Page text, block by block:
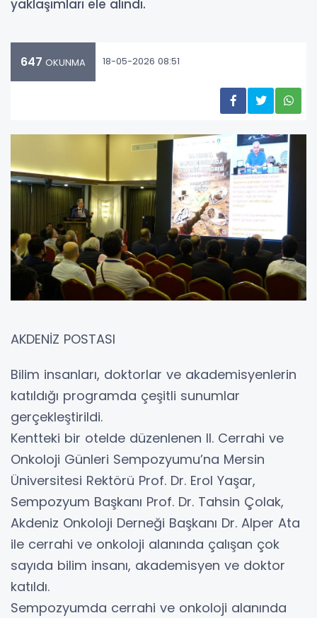
yaklaşımları ele alındı.
647 OKUNMA 18-05-2026 08:51
AKDENİZ POSTASI
Bilim insanları, doktorlar ve akademisyenlerin
katıldığı programda çeşitli sunumlar
gerçekleştirildi.
Kentteki bir otelde düzenlenen II. Cerrahi ve
Onkoloji Günleri Sempozyumu’na Mersin
Üniversitesi Rektörü Prof. Dr. Erol Yaşar,
Sempozyum Başkanı Prof. Dr. Tahsin Çolak,
Akdeniz Onkoloji Derneği Başkanı Dr. Alper Ata
ile cerrahi ve onkoloji alanında çalışan çok
sayıda bilim insanı, akademisyen ve doktor
katıldı.
Sempozyumda cerrahi ve onkoloji alanında